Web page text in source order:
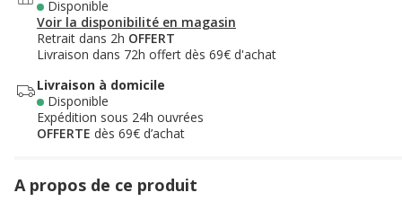
Disponible
Voir la disponibilité en magasin
Retrait dans 2h OFFERT
Livraison dans 72h offert dès 69€ d'achat
Livraison à domicile
Disponible
Expédition sous 24h ouvrées
OFFERTE dès 69€ d’achat
A propos de ce produit